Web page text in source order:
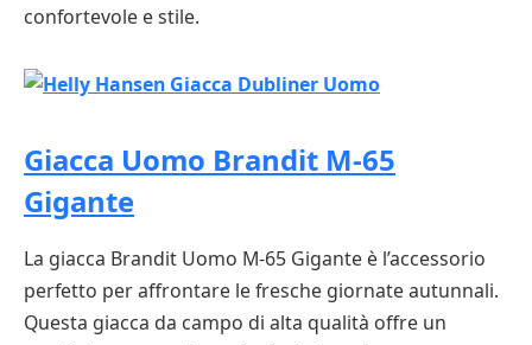
confortevole e stile.
Giacca Uomo Brandit M-65
Gigante
La giacca Brandit Uomo M-65 Gigante è l’accessorio
perfetto per affrontare le fresche giornate autunnali.
Questa giacca da campo di alta qualità offre un